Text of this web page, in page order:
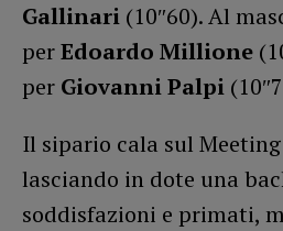
Gallinari (10″60). Al
perEdoardo Millione
per Giovanni Palpi
Il sipario cala sul
lasciando in dote una
soddisfazioni e primati,